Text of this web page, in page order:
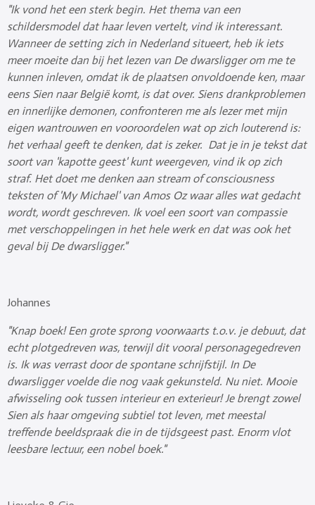
"Ik vond het een sterk begin. Het thema van een
schildersmodel dat haar leven vertelt, vind ik interessant.
Wanneer de setting zich in Nederland situeert, heb ik iets
meer moeite dan bij het lezen van De dwarsligger om me te
kunnen inleven, omdat ik de plaatsen onvoldoende ken, maar
eens Sien naar België komt, is dat over. Siens drankproblemen
en innerlijke demonen, confronteren me als lezer met mijn
eigen wantrouwen en vooroordelen wat op zich louterend is:
het verhaal geeft te denken, dat is zeker. Dat je in je tekst dat
soort van 'kapotte geest' kunt weergeven, vind ik op zich
straf. Het doet me denken aan stream of consciousness
teksten of 'My Michael' van Amos Oz waar alles wat gedacht
wordt, wordt geschreven. Ik voel een soort van compassie
met verschoppelingen in het hele werk en dat was ook het
geval bij De dwarsligger."
Johannes
"Knap boek! Een grote sprong voorwaarts t.o.v. je debuut, dat
echt plotgedreven was, terwijl dit vooral personagegedreven
is. Ik was verrast door de spontane schrijfstijl. In De
dwarsligger voelde die nog vaak gekunsteld. Nu niet. Mooie
afwisseling ook tussen interieur en exterieur! Je brengt zowel
Sien als haar omgeving subtiel tot leven, met meestal
treffende beeldspraak die in de tijdsgeest past. Enorm vlot
leesbare lectuur, een nobel boek."